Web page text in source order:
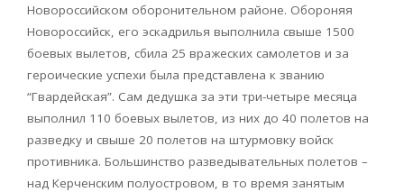
Новороссийском оборонительном районе. Обороняя
Новороссийск, его эскадрилья выполнила свыше 1500
боевых вылетов, сбила 25 вражеских самолетов и за
героические успехи была представлена к званию
“Гвардейская”. Сам дедушка за эти три-четыре месяца
выполнил 110 боевых вылетов, из них до 40 полетов на
разведку и свыше 20 полетов на штурмовку войск
противника. Большинство разведывательных полетов –
над Керченским полуостровом, в то время занятым